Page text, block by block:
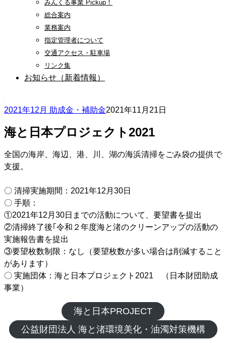
みんくる事業 Pickup！
総合案内
業務案内
指定管理者について
交通アクセス・駐車場
リンク集
お知らせ（新着情報）
2021年12月 助成金・補助金2021年11月21日
海と日本プロジェクト2021
全国の海岸、海辺、港、川、湖の海浜清掃をごみ袋の提供で
支援。
〇 清掃実施期間：2021年12月30日
〇 手順：
①2021年12月30日までの活動について、要望書を提出
②清掃終了後｢令和２年度海と渚のクリーンアップの活動の
実施報告書を提出
③要望枚数制限：なし（要望枚数が多い場合は削減すること
があります）
〇 実施団体：海と日本プロジェクト2021 （日本財団助成
事業）
海と日本PROJECT
公益財団法人 海と渚環境美化・油濁対策機構